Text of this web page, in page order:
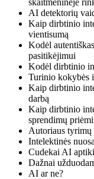
AI detektorių
Kaip dirbtinio
vientisumą
Kodėl
pasitikėjimui
Kodėl dirbtinio
Turinio kokybės
Kaip dirbtinio
darbą
Kaip dirbtinio
sprendimų
Autoriaus tyrimų
Intelektinės
Cudekai AI
Dažnai
AI ar ne?